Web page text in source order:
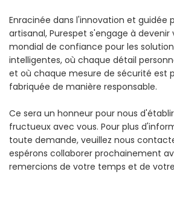
Enracinée dans l'innovation et guidée
artisanal, Purespet s'engage à
mondial de confiance pour les
intelligentes, où chaque détail
et où chaque mesure de sécurité est
fabriquée de manière responsable.
Ce sera un honneur pour nous
fructueux avec vous. Pour plus
toute demande, veuillez nous
espérons collaborer prochainement
remercions de votre temps et de